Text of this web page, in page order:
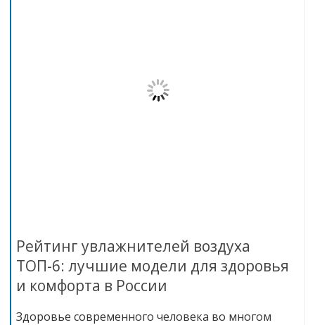
Рейтинг увлажнителей воздуха
ТОП-6: лучшие модели для здоровья
и комфорта в России
Здоровье современного человека во многом